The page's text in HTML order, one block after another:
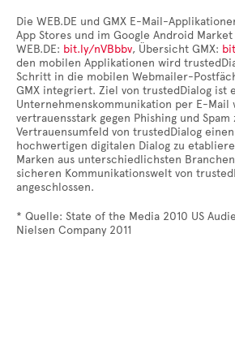
Die WEB.DE und GMX E-Mail-
App Stores und im Google Android
WEB.DE: bit.ly/nVBbbv, Übersicht GMX:
den mobilen Applikationen wird
Schritt in die mobilen Webmailer-
GMX integriert. Ziel von trustedDialog ist
Unternehmenskommunikation per E-Mail
vertrauensstark gegen Phishing und
Vertrauensumfeld von trustedDialog
hochwertigen digitalen Dialog zu
Marken aus unterschiedlichsten
sicheren Kommunikationswelt von
angeschlossen.
* Quelle: State of the Media 2010 US
Nielsen Company 2011